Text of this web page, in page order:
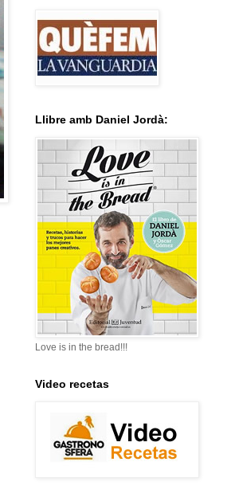
Llibre amb Daniel Jordà:
Love is in the bread!!!
Video recetas